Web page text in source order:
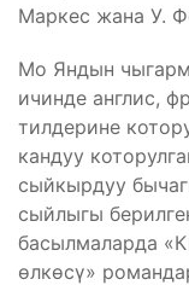
Маркес жана У.
Мо Яндын
ичинде англис,
тилдерине
кандуу
сыйкырдуу
сыйлыгы
басылмаларда
өлкөсү»